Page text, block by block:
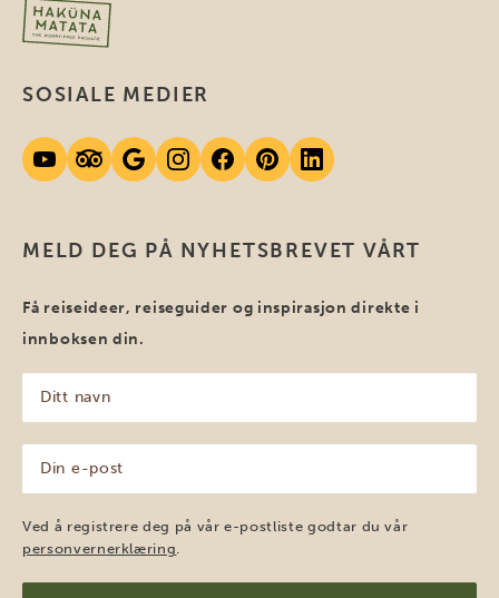
MELD DEG PÅ NYHETSBREVET VÅRT
Få reiseideer, reiseguider og inspirasjon direkte i
innboksen din.
navn
(Påkrevd)
post
(Påkrevd)
Ved å registrere deg på vår e-postliste godtar du vår
personvernerklæring
SOSIALE MEDIER